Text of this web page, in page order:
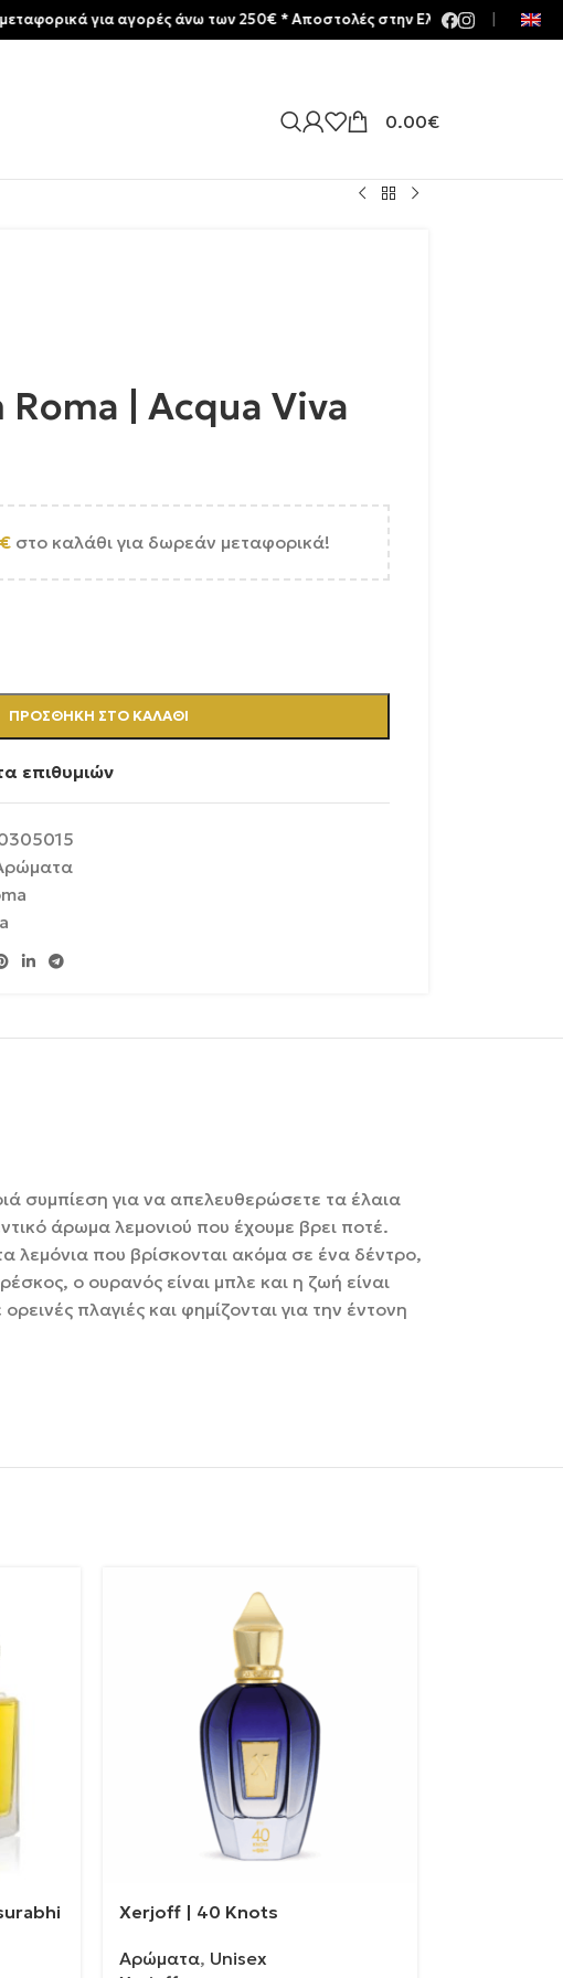
0.00€
| Acqua Viva
στο καλάθι για δωρεάν μεταφορικά!
ΠΡΟΣΘΉΚΗ ΣΤΟ ΚΑΛΆΘΙ
επιθυμιών
συμπίεση για να απελευθερώσετε τα έλαια
άρωμα λεμονιού που έχουμε βρει ποτέ.
λεμόνια που βρίσκονται ακόμα σε ένα δέντρο,
ο ουρανός είναι μπλε και η ζωή είναι
πλαγιές και φημίζονται για την έντονη
Xerjoff | 40 Knots
Αρώματα, Unisex
για αγορές άνω των 250€ * Aποστολές στην Ελλάδα | Meltemia